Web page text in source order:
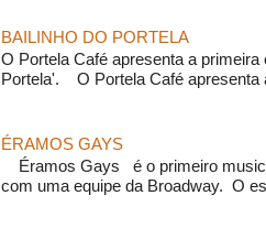
BAILINHO DO PORTELA
O Portela Café apresenta a
Portela'. O Portela Café apresenta
ÉRAMOS GAYS
Éramos Gays é o primeiro
com uma equipe da Broadway. O